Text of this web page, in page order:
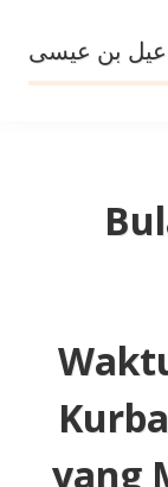
content
بن عيسى
yang